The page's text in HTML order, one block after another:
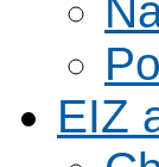
EIZ